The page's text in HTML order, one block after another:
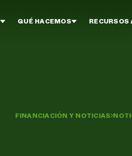
QUÉ HACEMOS RECURSOS
FINANCIACIÓN Y NOTICIAS